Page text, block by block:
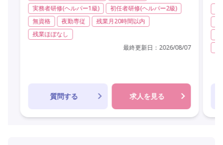
実務者研修(ヘルパー1級)
初任者研修(ヘルパー2級)
無資格
夜勤専従
残業月20時間以内
残業ほぼなし
最終更新日： 2026/08/07
質問する 求人を見る